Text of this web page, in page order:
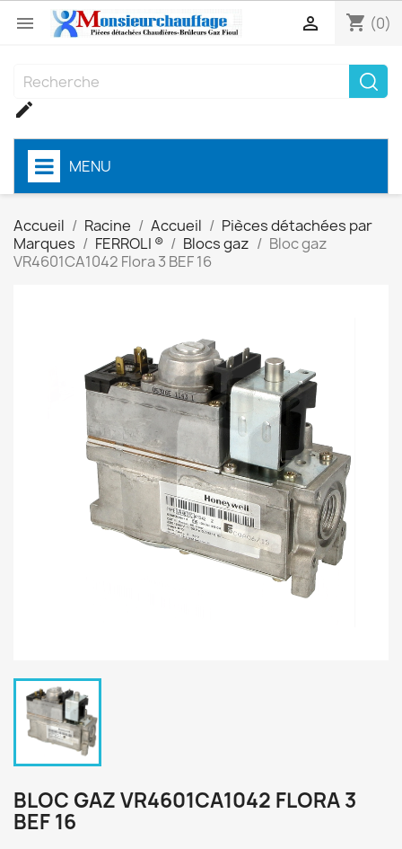
 shopping_cart (0)


MENU
Accueil Racine Accueil
Pièces détachées par
Marques
FERROLI ® Blocs gaz
Bloc gaz
VR4601CA1042 Flora 3 BEF 16
BLOC GAZ VR4601CA1042 FLORA 3
BEF 16